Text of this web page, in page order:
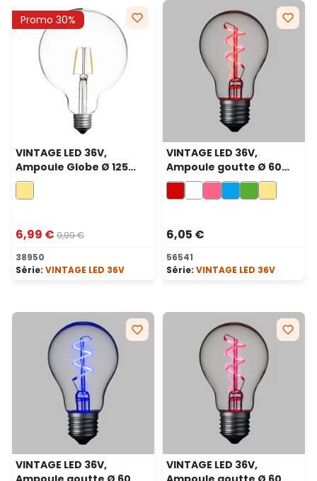
Promo 30%
VINTAGE LED 36V,
Ampoule Globe Ø 125
mm en verre, 36 volt,
filament led blanc
6,99 € 9,99 €
38950
Série: VINTAGE LED 36V
VINTAGE LED 36V,
Ampoule goutte Ø 60
mm en verre, 36 volt, led
en spirale, rouge
6,05 €
56541
Série: VINTAGE LED 36V
VINTAGE LED 36V,
VINTAGE LED 36V,